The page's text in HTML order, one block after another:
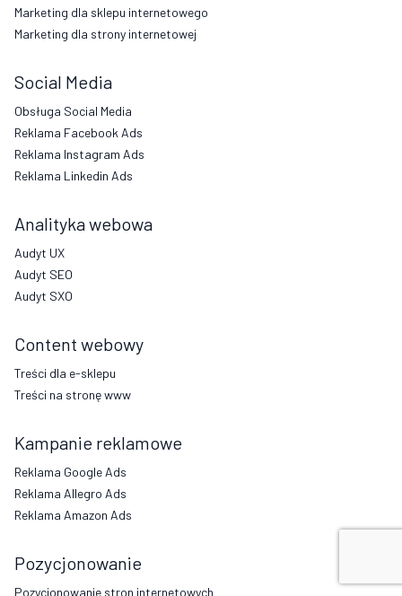
Marketing dla sklepu internetowego
Marketing dla strony internetowej
Social Media
Obsługa Social Media
Reklama Facebook Ads
Reklama Instagram Ads
Reklama Linkedin Ads
Analityka webowa
Audyt UX
Audyt SEO
Audyt SXO
Content webowy
Treści dla e-sklepu
Treści na stronę www
Kampanie reklamowe
Reklama Google Ads
Reklama Allegro Ads
Reklama Amazon Ads
Pozycjonowanie
Pozycjonowanie stron internetowych